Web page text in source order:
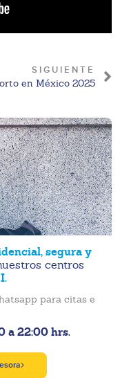
SIGUIENTE
en México 2025
segura y
centros
para citas e
a 22:00 hrs.